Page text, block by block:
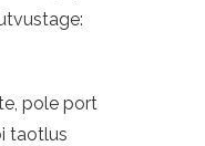
pole port
taotlus